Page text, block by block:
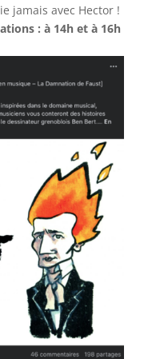
jamais avec Hector !
: à 14h et à 16h